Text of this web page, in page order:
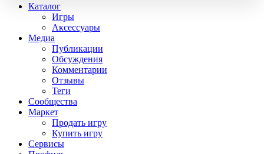
Каталог
Игры
Аксессуары
Медиа
Публикации
Обсуждения
Комментарии
Отзывы
Теги
Сообщества
Маркет
Продать игру
Купить игру
Сервисы